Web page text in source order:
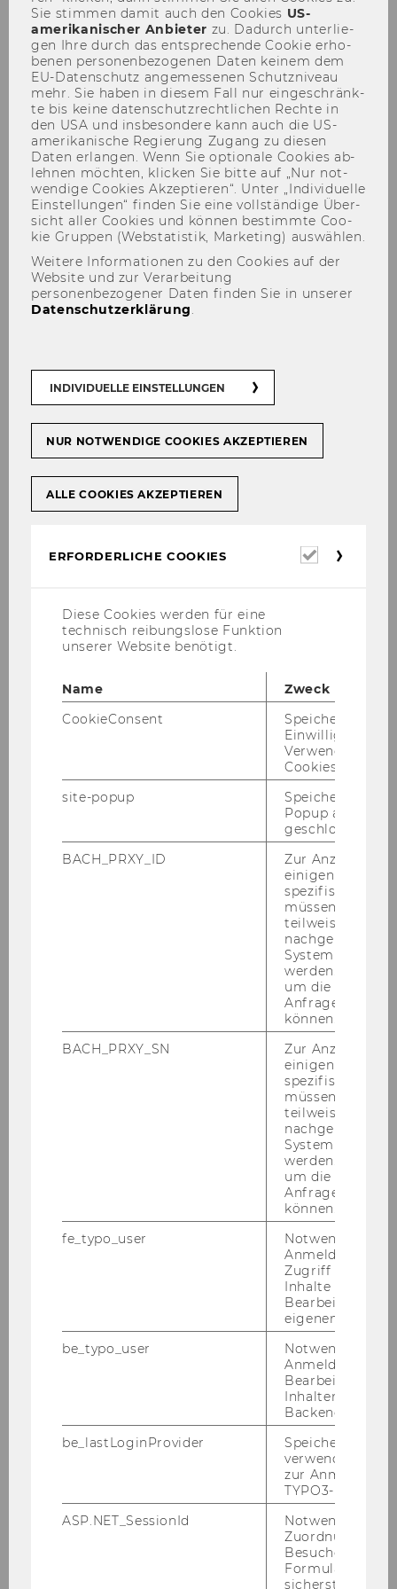
Bestellung eines
Programmdirektors gemäß III.
Hauptstück § 24
Abs 1 der Satzung der
Wirtschaftsuniversität Wien
39
Bevollmächtigungen
Projektleiterinnen und
Projektleiter
40
Bevollmächtigungen
41
Bevollmächtigung/Department
für Welthandel
42
stellvertretenden Bereichsleiter
43
Ernennung zum
Abteilungsleiter "Studienrecht"
44
redaktionellen Versehens
Ausschreibung der Funktion
der Rektorin/des Rektors an der
Universität für Musik und
darstellende Kunst Graz
Ausschreibungen von Stellen
für wissenschaftliches Persona
Ausschreibungen von Stellen
für allgemeines Personal
Festlegung des konkreten
Lehrveranstaltungsangebotes der
Spezialisierungsgebiete im Rahmen des
Studienzweigs Volkswirtschaft und
Sozioökonomie im Bachelorstudium
Wirtschafts- und Sozialwissenschaften
Mitteilungsblatt vom 10. November 2010, 6.
Bestellungen des Vizerektors für Lehre
Bestellung eines Programmdirektors gemäß
III. Hauptstück § 24 Abs 1 der Satzung der
Wirtschaftsuniversität Wien
Der Vizerektor für Lehre hat mit Zustimmung
des Senats folgenden Programmdirektor für
Sie stim­men damit auch den Coo­kies US-​
amerikanischer An­bie­ter zu. Da­durch un­ter­lie­
gen Ihre durch das ent­spre­chen­de Coo­kie er­ho­
be­nen per­so­nen­be­zo­ge­nen Daten kei­nem dem
EU-​Datenschutz an­ge­mes­se­nen Schutz­ni­veau
mehr. Sie haben in die­sem Fall nur ein­ge­schränk­
te bis keine da­ten­schutz­recht­li­chen Rech­te in
den USA und ins­be­son­de­re kann auch die US-​
amerikanische Re­gie­rung Zu­gang zu die­sen
Daten er­lan­gen. Wenn Sie op­tio­na­le Coo­kies ab­
leh­nen möch­ten, kli­cken Sie bitte auf „Nur not­
wen­di­ge Coo­kies Ak­zep­tie­ren“. Unter „In­di­vi­du­el­le
Ein­stel­lun­gen“ fin­den Sie eine voll­stän­di­ge Über­
sicht aller Coo­kies und kön­nen be­stimm­te Coo­
kie Grup­pen (Web­sta­tis­tik, Mar­ke­ting) aus­wäh­len.
Weitere Informationen zu den Cookies auf der
Website und zur Verarbeitung
personenbezogener Daten finden Sie in unserer
Datenschutzerklärung.
INDIVIDUELLE EINSTELLUNGEN
NUR NOTWENDIGE COOKIES AKZEPTIEREN
ALLE COOKIES AKZEPTIEREN
ERFORDERLICHE COOKIES
Diese Cookies werden für eine
technisch reibungslose Funktion
unserer Website benötigt.
Name
Zweck
CookieConsent
Speichert Ihre
Einwilligung zur
Verwendung von
Cookies.
site-popup
Speichert ob ein
Popup
geschlossen
BACH_PRXY_ID
Zur Anzeige von
einigen WU-
spezifischen
müssen
teilweise von
nachgelagerten
System
werden.
um die Antwort
Anfrage
können.
BACH_PRXY_SN
Zur Anzeige von
einigen WU-
spezifischen
müssen
teilweise von
nachgelagerten
System
werden.
um die Antwort
Anfrage
können.
fe_typo_user
Notwendig für
Anmeldung und
Zugriff auf
Inhalte oder zur
Bearbeitung des
eigenen Profils.
be_typo_user
Notwendig für
Anmeldung und
Bearbeitung von
Inhalten im
Backend.
be_lastLoginProvider
Speichert die
verwendete
zur Anmeldung
TYPO3-Backend.
ASP.NET_SessionId
Notwendig, um
Zuordnung von
Besucher zu
sicherstellen zu